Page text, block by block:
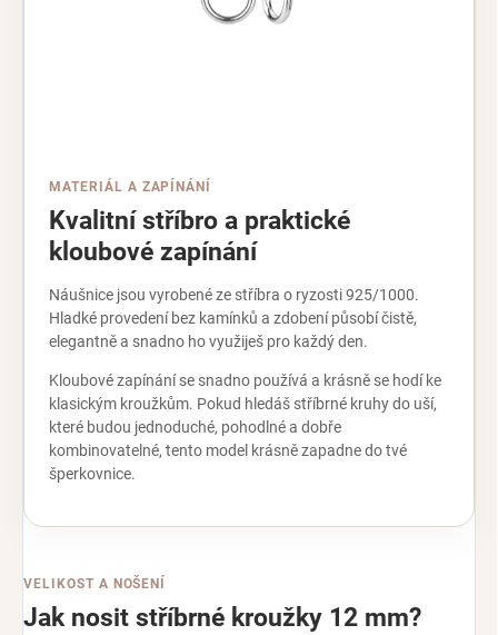
MATERIÁL A ZAPÍNÁNÍ
Kvalitní stříbro a praktické
kloubové zapínání
Náušnice jsou vyrobené ze stříbra o ryzosti 925/1000.
Hladké provedení bez kamínků a zdobení působí čistě,
elegantně a snadno ho využiješ pro každý den.
Kloubové zapínání se snadno používá a krásně se hodí ke
klasickým kroužkům. Pokud hledáš stříbrné kruhy do uší,
které budou jednoduché, pohodlné a dobře
kombinovatelné, tento model krásně zapadne do tvé
šperkovnice.
VELIKOST A NOŠENÍ
Jak nosit stříbrné kroužky 12 mm?